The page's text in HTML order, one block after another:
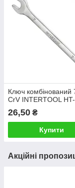
Ключ комбінований
CrV INTERTOOL
26,50 ₴
Купити
Акційні